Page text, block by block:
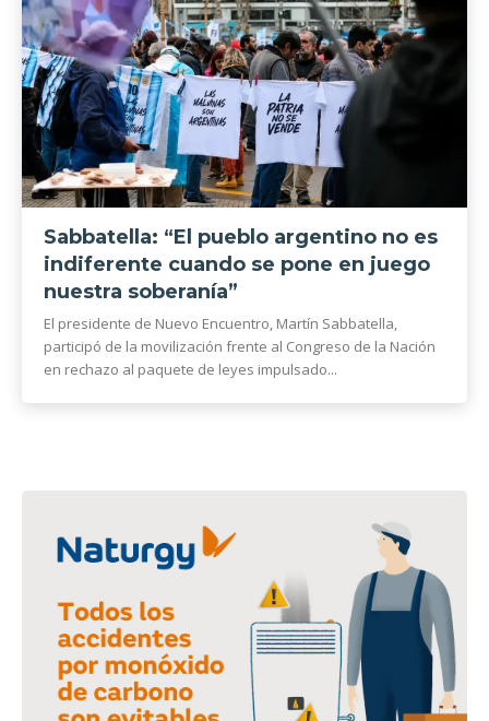
Sabbatella: “El pueblo argentino no es
indiferente cuando se pone en juego
nuestra soberanía”
El presidente de Nuevo Encuentro, Martín Sabbatella,
participó de la movilización frente al Congreso de la Nación
en rechazo al paquete de leyes impulsado...